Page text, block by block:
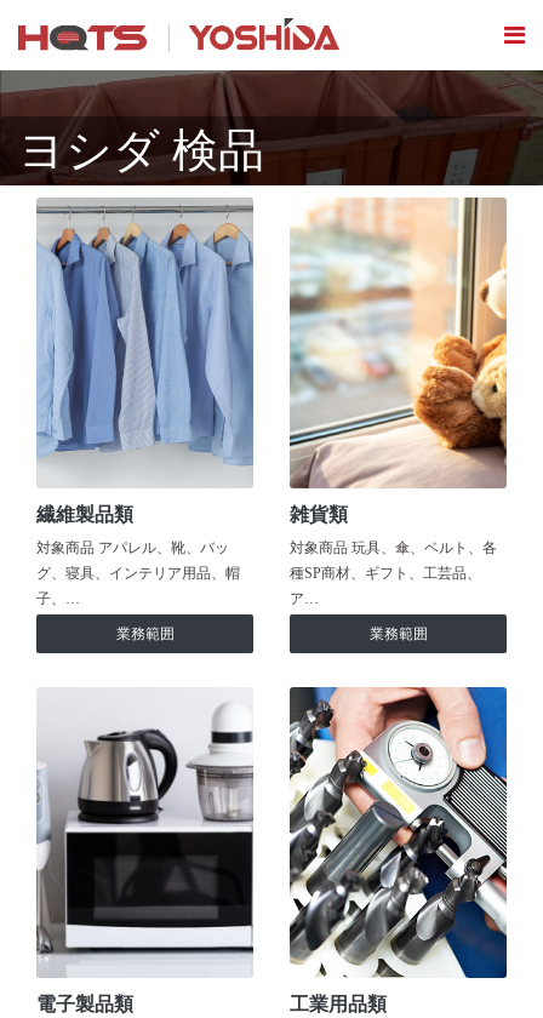
ヨシダ 検品
繊維製品類
対象商品 アパレル、靴、バッ
グ、寝具、インテリア用品、帽
子、…
業務範囲
雑貨類
対象商品 玩具、傘、ベルト、各
種SP商材、ギフト、工芸品、
ア…
業務範囲
電子製品類 工業用品類